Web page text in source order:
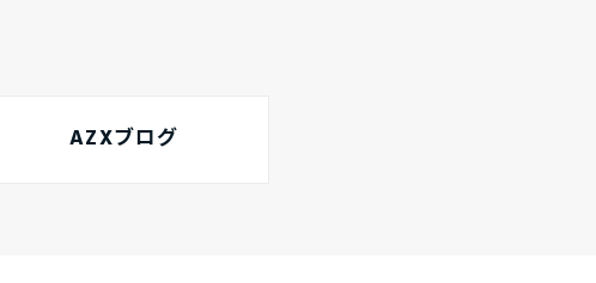
AZXブログ